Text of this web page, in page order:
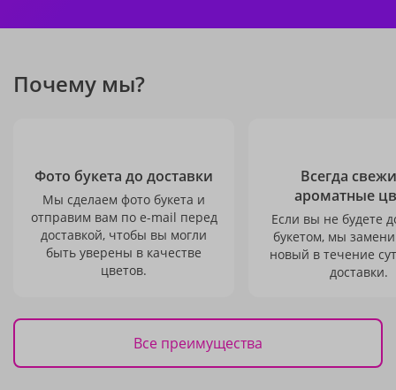
Почему мы?
Фото букета до доставки
Мы сделаем фото букета и
отправим вам по e-mail перед
доставкой, чтобы вы могли
быть уверены в качестве
цветов.
Всегда
ароматные
Если вы не будете
букетом, мы
новый в течение
доставки.
Все преимущества